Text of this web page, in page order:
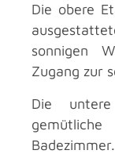
Die obere
sonnigen
Zugang zur
Die
Badezimmer.